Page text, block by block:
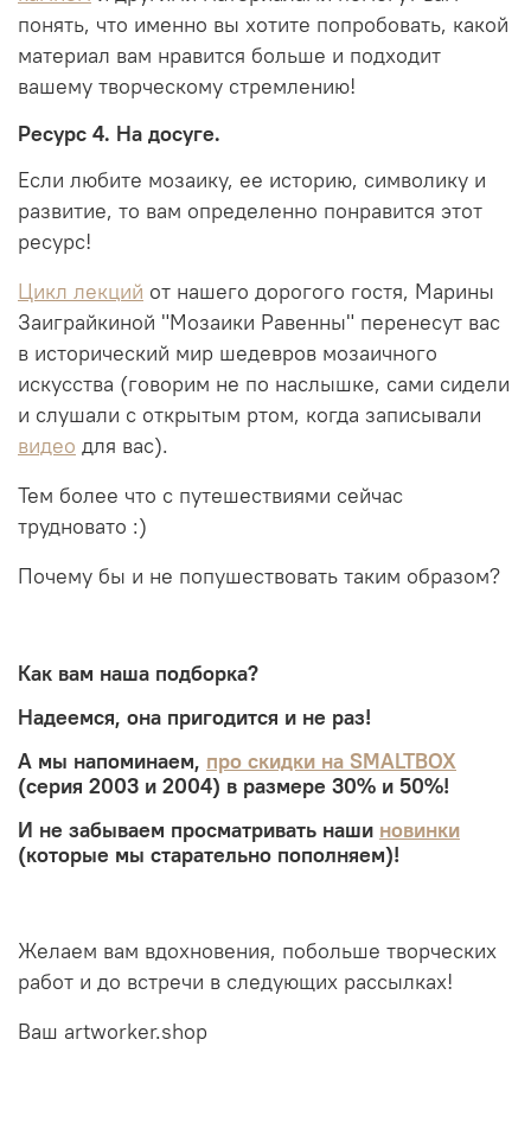
понять, что именно вы хотите попробовать, какой
материал вам нравится больше и подходит
вашему творческому стремлению!
Ресурс 4. На досуге.
Если любите мозаику, ее историю, символику и
развитие, то вам определенно понравится этот
ресурс!
Цикл лекций от нашего дорогого гостя, Марины
Заиграйкиной "Мозаики Равенны" перенесут вас
в исторический мир шедевров мозаичного
искусства (говорим не по наслышке, сами сидели
и слушали с открытым ртом, когда записывали
видео для вас).
Тем более что с путешествиями сейчас
трудновато :)
Почему бы и не попушествовать таким образом?
Как вам наша подборка?
Надеемся, она пригодится и не раз!
А мы напоминаем, про скидки на SMALTBOX
(серия 2003 и 2004) в размере 30% и 50%!
И не забываем просматривать наши новинки
(которые мы старательно пополняем)!
Желаем вам вдохновения, побольше творческих
работ и до встречи в следующих рассылках!
Ваш artworker.shop